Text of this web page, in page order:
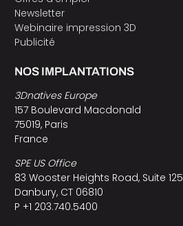
Newsletter
Webinaire impression 3D
Publicité
NOS IMPLANTATIONS
3Dnatives Europe
157 Boulevard Macdonald
75019, Paris
France
SPE US Office
83 Wooster Heights Road, Suite 125
Danbury, CT 06810
P +1 203.740.5400